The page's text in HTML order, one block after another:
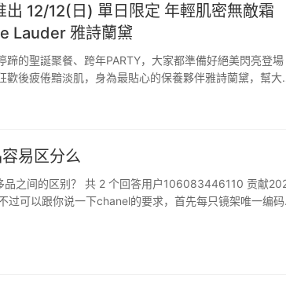
12/12(日) 單日限定 年輕肌密無敵霜
Lauder 雅詩蘭黛
蹄的聖誕聚餐、跨年PARTY，大家都準備好絕美閃亮登場
歡後疲倦黯淡肌，身為最貼心的保養夥伴雅詩蘭黛，幫大
官方指定線上平台與全台櫃點驚喜釋出一日限定，買
易区分么
品之间的区别？ 共 2 个回答用户106083446110 贡献
过可以跟你说一下chanel的要求，首先每只镜架唯一编